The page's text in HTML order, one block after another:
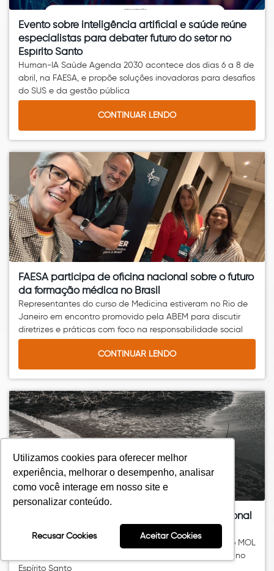
Utilizamos cookies para oferecer melhor
experiência, melhorar o desempenho, analisar
como você interage em nosso site e
personalizar conteúdo.
Recusar Cookies Aceitar Cookies
Evento sobre inteligência artificial e saúde reúne
especialistas para debater futuro do setor no
Espírito Santo
Human-IA Saúde Agenda 2030 acontece dos dias 6 a 8 de
abril, na FAESA, e propõe soluções inovadoras para desafios
do SUS e da gestão pública
CONTINUAR LENDO
FAESA participa de oficina nacional sobre o futuro
da formação médica no Brasil
Representantes do curso de Medicina estiveram no Rio de
Janeiro em encontro promovido pela ABEM para discutir
diretrizes e práticas com foco na responsabilidade social
CONTINUAR LENDO
Professor da FAESA é finalista em prêmio nacional
de jornalismo sobre solidariedade
Vitor Jubini concorre na categoria fotografia do Prêmio MOL
com reportagem sobre a recuperação de manguezais no
Espírito Santo